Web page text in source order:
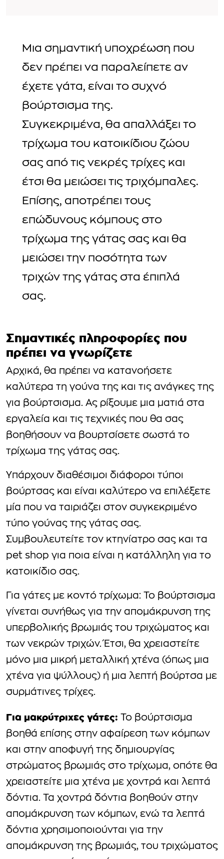
Μια σημαντική υποχρέωση που
δεν πρέπει να παραλείπετε αν
έχετε γάτα, είναι το συχνό
βούρτσισμα της.
Συγκεκριμένα, θα απαλλάξει το
τρίχωμα του κατοικίδιου ζώου
σας από τις νεκρές τρίχες και
έτσι θα μειώσει τις τριχόμπαλες.
Επίσης, αποτρέπει τους
επώδυνους κόμπους στο
τρίχωμα της γάτας σας και θα
μειώσει την ποσότητα των
τριχών της γάτας στα έπιπλά
σας.
Σημαντικές πληροφορίες που
πρέπει να γνωρίζετε
Αρχικά, θα πρέπει να κατανοήσετε
καλύτερα τη γούνα της και τις ανάγκες της
για βούρτσισμα. Ας ρίξουμε μια ματιά στα
εργαλεία και τις τεχνικές που θα σας
βοηθήσουν να βουρτσίσετε σωστά το
τρίχωμα της γάτας σας.
Υπάρχουν διαθέσιμοι διάφοροι τύποι
βούρτσας και είναι καλύτερο να επιλέξετε
μία που να ταιριάζει στον συγκεκριμένο
τύπο γούνας της γάτας σας.
Συμβουλευτείτε τον κτηνίατρο σας και τα
pet shop για ποια είναι η κατάλληλη για το
κατοικίδιο σας.
Για γάτες με κοντό τρίχωμα: Το βούρτσισμα
γίνεται συνήθως για την απομάκρυνση της
υπερβολικής βρωμιάς του τριχώματος και
των νεκρών τριχών. Έτσι, θα χρειαστείτε
μόνο μια μικρή μεταλλική χτένα (όπως μια
χτένα για ψύλλους) ή μια λεπτή βούρτσα με
συρμάτινες τρίχες.
Για μακρύτριχες γάτες: Το βούρτσισμα
βοηθά επίσης στην αφαίρεση των κόμπων
και στην αποφυγή της δημιουργίας
στρώματος βρωμιάς στο τρίχωμα, οπότε θα
χρειαστείτε μια χτένα με χοντρά και λεπτά
δόντια. Τα χοντρά δόντια βοηθούν στην
απομάκρυνση των κόμπων, ενώ τα λεπτά
δόντια χρησιμοποιούνται για την
απομάκρυνση της βρωμιάς, του τριχώματος